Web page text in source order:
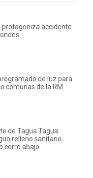
accidente
de luz para
comunas de la RM
de Tagua Tagua:
relleno sanitario
cerro abajo